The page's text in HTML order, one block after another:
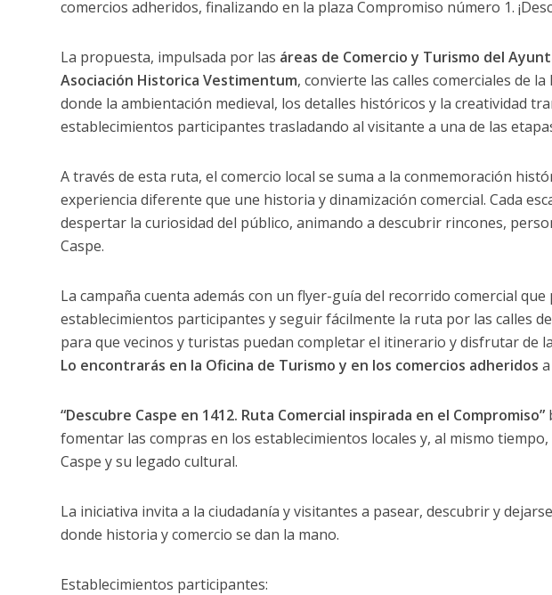
comercios adheridos, finalizando en la plaza Compromiso número 1.
La propuesta, impulsada por las áreas de Comercio y Turismo del
Asociación Historica Vestimentum, convierte las calles comerciales de
donde la ambientación medieval, los detalles históricos y la creatividad
establecimientos participantes trasladando al visitante a una de las
A través de esta ruta, el comercio local se suma a la conmemoración
experiencia diferente que une historia y dinamización comercial. Cada
despertar la curiosidad del público, animando a descubrir rincones,
Caspe.
La campaña cuenta además con un flyer-guía del recorrido comercial
establecimientos participantes y seguir fácilmente la ruta por las calles
para que vecinos y turistas puedan completar el itinerario y disfrutar de
Lo encontrarás en la Oficina de Turismo y en los comercios adheridos
“Descubre Caspe en 1412. Ruta Comercial inspirada en el Compromiso”
fomentar las compras en los establecimientos locales y, al mismo
Caspe y su legado cultural.
La iniciativa invita a la ciudadanía y visitantes a pasear, descubrir y
donde historia y comercio se dan la mano.
Establecimientos participantes: